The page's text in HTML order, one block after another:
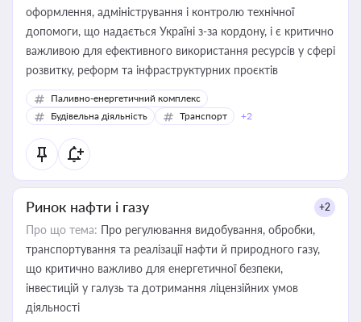
оформлення, адміністрування і контролю технічної
допомоги, що надається Україні з-за кордону, і є критично
важливою для ефективного використання ресурсів у сфері
розвитку, реформ та інфраструктурних проєктів
Паливно-енергетичний комплекс
Будівельна діяльність
Транспорт +2
Ринок нафти і газу +2
Про що тема: Про регулювання видобування, обробки,
транспортування та реалізації нафти й природного газу,
що критично важливо для енергетичної безпеки,
інвестицій у галузь та дотримання ліцензійних умов
діяльності